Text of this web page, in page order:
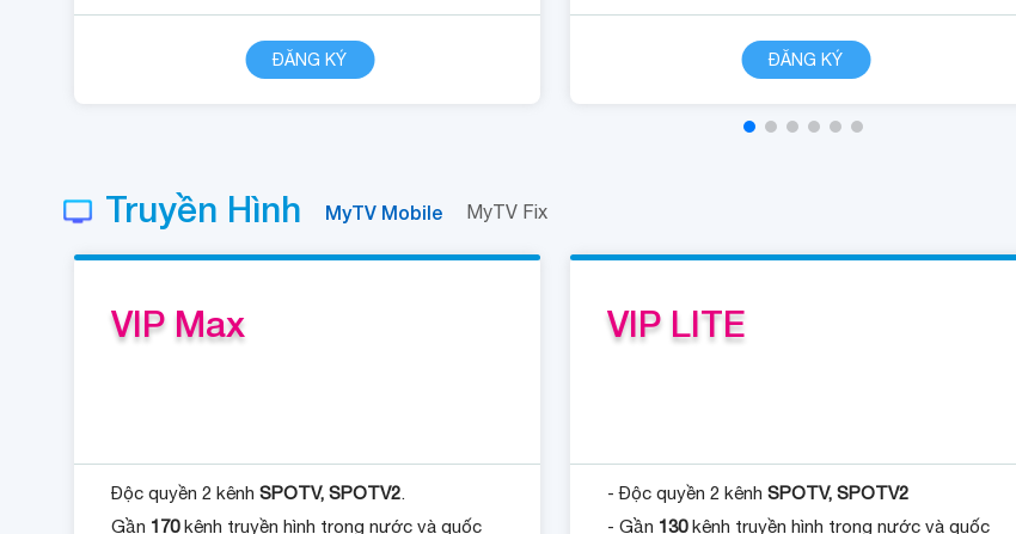
ĐĂNG KÝ
CHI TIẾT ĐĂNG KÝ
CHI TIẾT
Truyền Hình MyTV Mobile MyTV Fix
VIP Max
Độc quyền 2 kênhSPOTV, SPOTV2.
Gần 170kênh truyền hình trong nước và quốc
VIP LITE
- Độc quyền 2 kênhSPOTV, SPOTV2
- Gần 130kênh truyền hình trong nước và quốc